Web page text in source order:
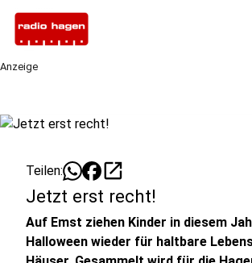
Anzeige
Teilen: open_in_new
Jetzt erst recht!
Auf Emst ziehen Kinder in diesem
Halloween wieder für haltbare